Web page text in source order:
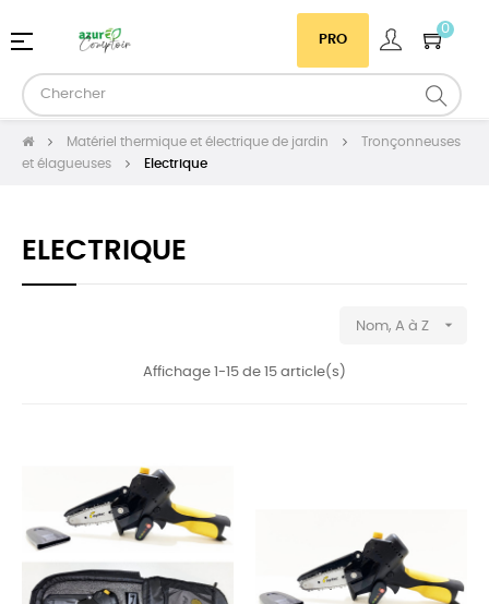
PRO
0
Basculer
navigation
☰
Matériel thermique et électrique de jardin
Tronçonneuses
et élagueuses
Electrique
ELECTRIQUE
Nom, A à Z 
Affichage 1-15 de 15 article(s)